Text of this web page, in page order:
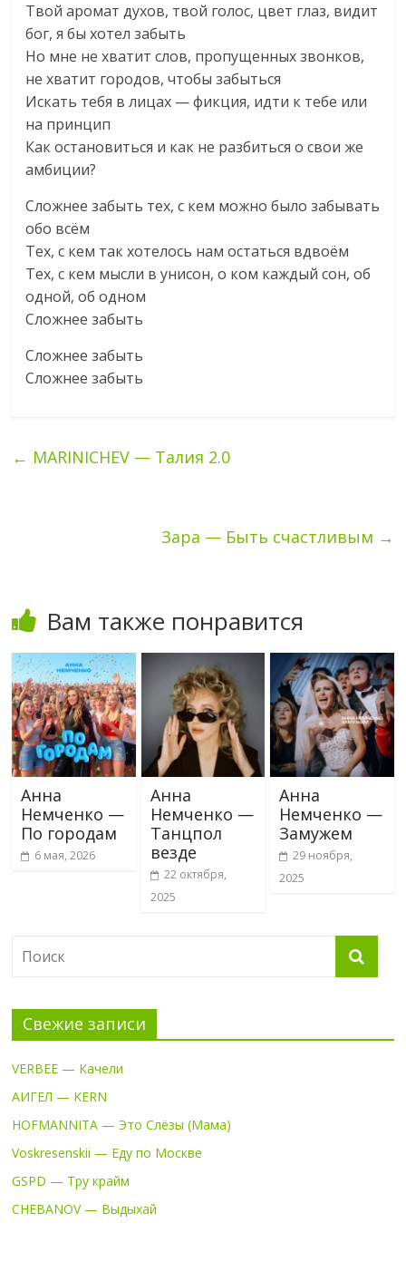
Твой аромат духов, твой голос, цвет глаз, видит
бог, я бы хотел забыть
Но мне не хватит слов, пропущенных звонков,
не хватит городов, чтобы забыться
Искать тебя в лицах — фикция, идти к тебе или
на принцип
Как остановиться и как не разбиться о свои же
амбиции?
Сложнее забыть тех, с кем можно было забывать
обо всём
Тех, с кем так хотелось нам остаться вдвоём
Тех, с кем мысли в унисон, о ком каждый сон, об
одной, об одном
Сложнее забыть
Сложнее забыть
Сложнее забыть
← MARINICHEV — Талия 2.0
Зара — Быть счастливым →
Вам также понравится
Анна
Немченко —
По городам
6 мая, 2026
Анна
Немченко —
Танцпол
везде
22 октября,
2025
Анна
Немченко —
Замужем
29 ноября,
2025
Свежие записи
VERBEE — Качели
АИГЕЛ — KERN
HOFMANNITA — Это Слёзы (Мама)
Voskresenskii — Еду по Москве
GSPD — Тру крайм
CHEBANOV — Выдыхай